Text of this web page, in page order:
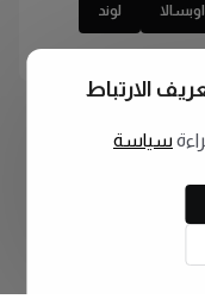
اوبسالا لوند
الارتباط
سياسة